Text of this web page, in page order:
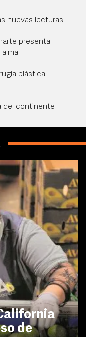
nuevas lecturas
presenta
alma
plástica
del continente
de